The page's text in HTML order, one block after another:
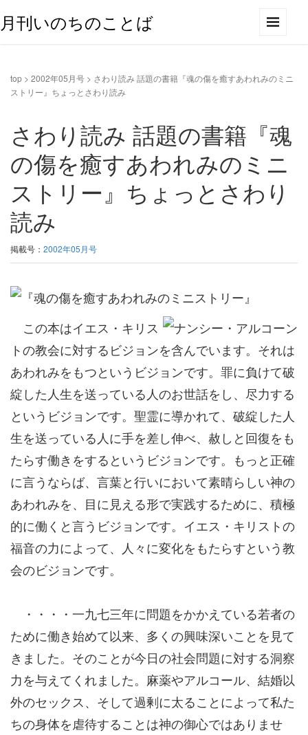
月刊いのちのことば
top > 2002年05月号 > さわり読み 話題の書籍『魂の傷を癒すあわれみのミニ
ストリー』ちょっとさわり読み
さわり読み 話題の書籍『魂
の傷を癒すあわれみのミニ
ストリー』ちょっとさわり
読み
掲載号： 2002年05月号
この本はイエス・キリス
トの教会に対するビジョンを含んでいます。それは
あわれみをもつというビジョンです。罪に負けて破
綻した人生を送っている人のお世話をし、尽力する
というビジョンです。聖霊に導かれて、破綻した人
生を送っている人に手を差し伸べ、赦しと回復をも
たらす働きをするというビジョンです。もっと正確
に言うならば、言葉と行いにおいて素晴らしい神の
あわれみを、目に見える形で実践するために、積極
的に働くと言うビジョンです。イエス・キリストの
福音の力によって、人々に変化をもたらすという教
会のビジョンです。
・・・・一九七三年に問題をかかえている若者の
ために働き始めて以来、多くの興味深いことを見て
きました。そのことが今日の社会問題に対する洞察
力を与えてくれました。麻薬やアルコール、結婚以
外のセックス、そして過剰に太ることによって私た
ちの身体を虐待することは神の御心ではありませ